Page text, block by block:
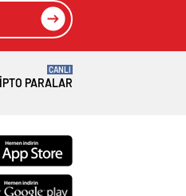
PARALAR
CANLI